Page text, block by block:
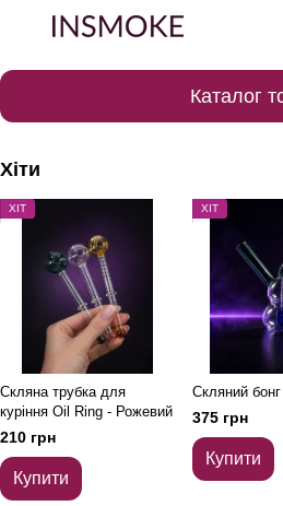
Каталог
Хіти
ХІТ
Скляна трубка для
куріння Oil Ring - Рожевий
210 грн
Купити
ХІТ
Скляний бонг
375 грн
Купити